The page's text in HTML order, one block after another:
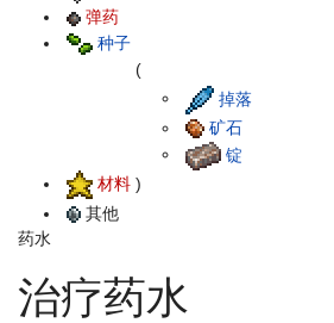
弹药
种子
材料
(
掉落
矿石
锭
)
其他
药水
治疗药水